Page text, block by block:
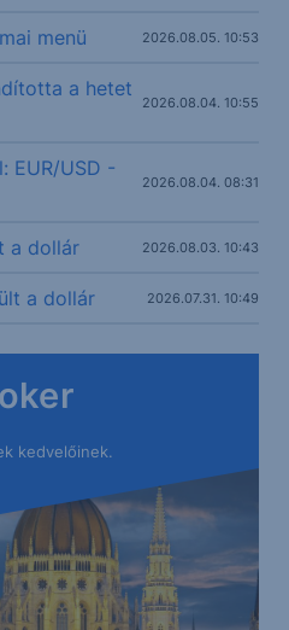
menü 2026.08.05. 10:53
a hetet
2026.08.04. 10:55
EUR/USD -
2026.08.04. 08:31
a dollár 2026.08.03. 10:43
a dollár 2026.07.31. 10:49
kedvelőinek.